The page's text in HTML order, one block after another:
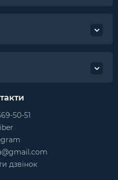
50-51
дзвінок